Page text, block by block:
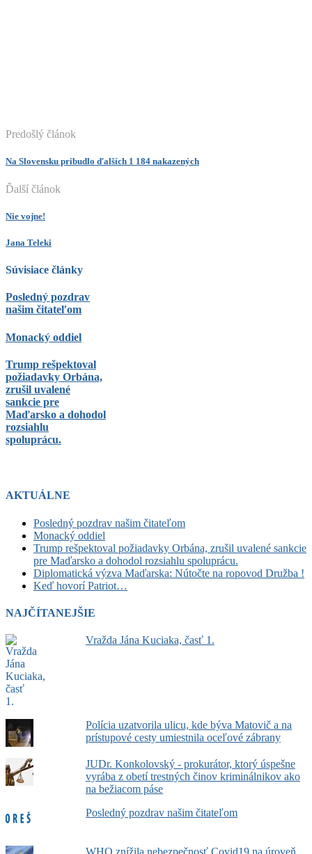
Predošlý článok
Na Slovensku pribudlo ďalších 1 184 nakazených
Ďalší článok
Nie vojne!
Jana Teleki
Súvisiace články
Posledný pozdrav
našim čitateľom
Monacký oddiel
Trump rešpektoval
požiadavky Orbána,
zrušil uvalené
sankcie pre
Maďarsko a dohodol
rozsiahlu
spoluprácu.
AKTUÁLNE
Posledný pozdrav našim čitateľom
Monacký oddiel
Trump rešpektoval požiadavky Orbána, zrušil uvalené sankcie
pre Maďarsko a dohodol rozsiahlu spoluprácu.
Diplomatická výzva Maďarska: Nútočte na ropovod Družba !
Keď hovorí Patriot…
NAJČÍTANEJŠIE
Vražda Jána Kuciaka, časť 1.
Polícia uzatvorila ulicu, kde býva Matovič a na
prístupové cesty umiestnila oceľové zábrany
JUDr. Konkolovský - prokurátor, ktorý úspešne
vyrába z obetí trestných činov kriminálnikov ako
na bežiacom páse
Posledný pozdrav našim čitateľom